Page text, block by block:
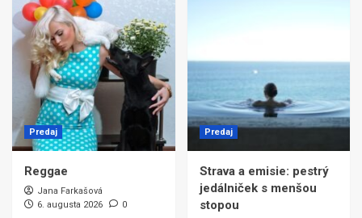
Predaj
Reggae
Jana Farkašová
6. augusta 2026
0
Predaj
Strava a emisie: pestrý
jedálniček s menšou
stopou